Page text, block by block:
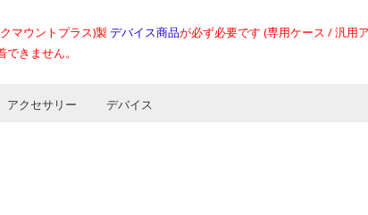
マウントプラス)製 デバイス商品が必ず必要です (専用ケース / 汎用
きません。
アクセサリー デバイス